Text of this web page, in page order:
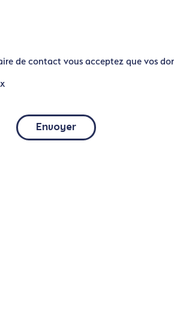
de contact vous acceptez que vos
Envoyer